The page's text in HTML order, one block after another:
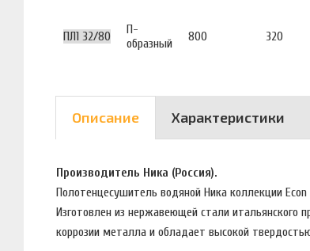
ПЛ1 32/80
П-
образный
800 320
Описание Характеристики
Производитель Ника (Россия).
Полотенцесушитель водяной Ника коллекции
Изготовлен из нержавеющей стали итальянского
коррозии металла и обладает высокой